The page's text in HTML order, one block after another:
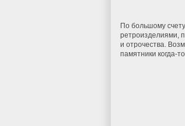
По большому
ретроизделиями,
и отрочества.
памятники когда-